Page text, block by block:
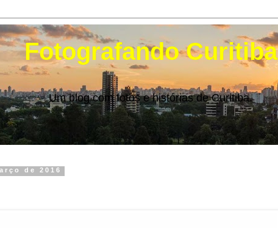
Fotografando Curitiba
Um blog com fotos e histórias de Curitiba.
de 2016